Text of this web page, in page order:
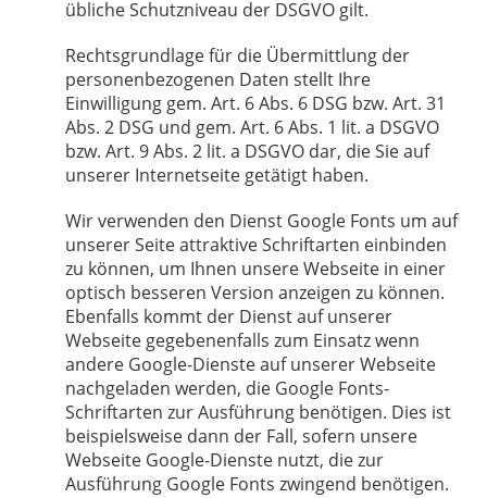
übliche Schutzniveau der DSGVO gilt.
Rechtsgrundlage für die Übermittlung der
personenbezogenen Daten stellt Ihre
Einwilligung gem. Art. 6 Abs. 6 DSG bzw. Art. 31
Abs. 2 DSG und gem. Art. 6 Abs. 1 lit. a DSGVO
bzw. Art. 9 Abs. 2 lit. a DSGVO dar, die Sie auf
unserer Internetseite getätigt haben.
Wir verwenden den Dienst Google Fonts um auf
unserer Seite attraktive Schriftarten einbinden
zu können, um Ihnen unsere Webseite in einer
optisch besseren Version anzeigen zu können.
Ebenfalls kommt der Dienst auf unserer
Webseite gegebenenfalls zum Einsatz wenn
andere Google-Dienste auf unserer Webseite
nachgeladen werden, die Google Fonts-
Schriftarten zur Ausführung benötigen. Dies ist
beispielsweise dann der Fall, sofern unsere
Webseite Google-Dienste nutzt, die zur
Ausführung Google Fonts zwingend benötigen.